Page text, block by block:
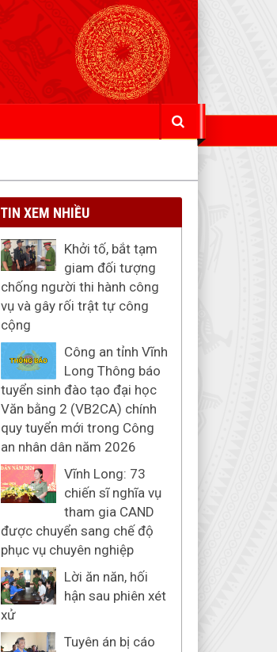
TIN XEM NHIỀU
Khởi tố, bắt tạm
giam đối tượng
chống người thi hành công
vụ và gây rối trật tự công
cộng
Công an tỉnh Vĩnh
Long Thông báo
tuyển sinh đào tạo đại học
Văn bằng 2 (VB2CA) chính
quy tuyển mới trong Công
an nhân dân năm 2026
Vĩnh Long: 73
chiến sĩ nghĩa vụ
tham gia CAND
được chuyển sang chế độ
phục vụ chuyên nghiệp
Lời ăn năn, hối
hận sau phiên xét
xử
Tuyên án bị cáo